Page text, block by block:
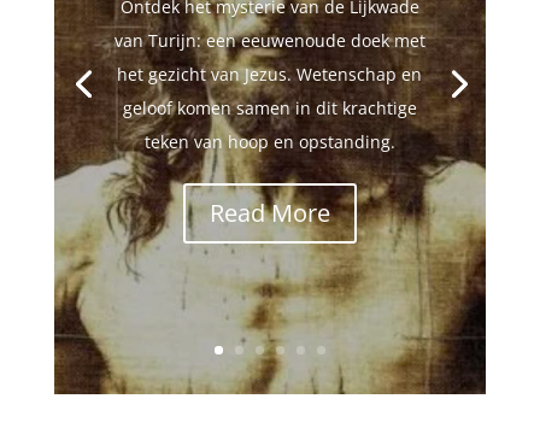
Ontdek het mysterie van de Lijkwade
van Turijn: een eeuwenoude doek met
het gezicht van Jezus. Wetenschap en
geloof komen samen in dit krachtige
teken van hoop en opstanding.
Read More